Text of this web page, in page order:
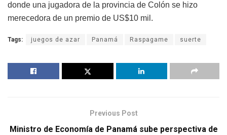
donde una jugadora de la provincia de Colón se hizo
merecedora de un premio de US$10 mil.
Tags: juegos de azar Panamá Raspagame suerte
Previous Post
Ministro de Economía de Panamá sube perspectiva de